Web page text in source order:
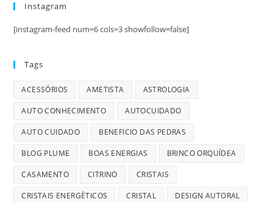
Instagram
[instagram-feed num=6 cols=3 showfollow=false]
Tags
ACESSÓRIOS AMETISTA ASTROLOGIA
AUTO CONHECIMENTO AUTOCUIDADO
AUTO CUIDADO BENEFICIO DAS PEDRAS
BLOG PLUME BOAS ENERGIAS BRINCO ORQUÍDEA
CASAMENTO CITRINO CRISTAIS
CRISTAIS ENERGÉTICOS CRISTAL DESIGN AUTORAL